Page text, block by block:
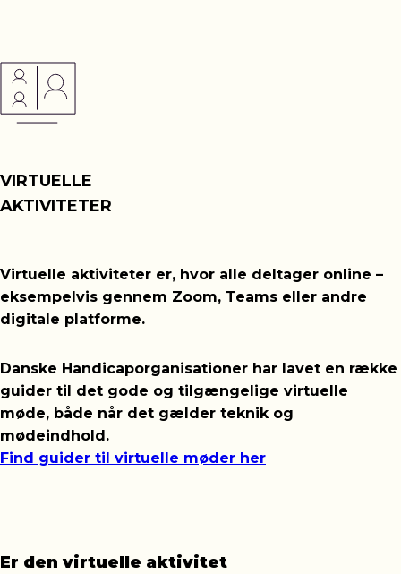
VIRTUELLE
AKTIVITETER
Virtuelle aktiviteter er, hvor alle deltager online –
eksempelvis gennem Zoom, Teams eller andre
digitale platforme.
Danske Handicaporganisationer har lavet en række
guider til det gode og tilgængelige virtuelle
møde, både når det gælder teknik og
mødeindhold.
Find guider til virtuelle møder her
Er den virtuelle aktivitet